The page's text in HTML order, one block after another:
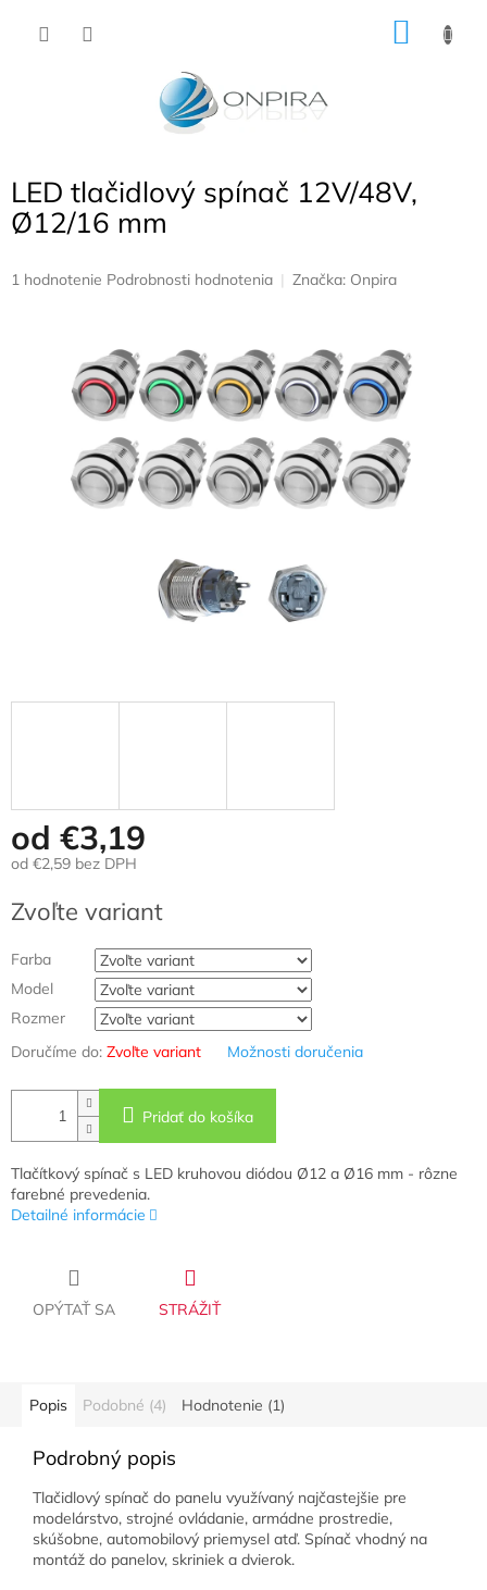
LED tlačidlový spínač 12V/48V,
Ø12/16 mm
Priemerné
1 hodnotenie Podrobnosti hodnotenia Značka: Onpira
od €3,19
od €2,59 bez DPH
cena:
Zvoľte variant
Farba
Model
Rozmer
Doručíme do: Zvoľte variant Možnosti doručenia
Pridať do košíka
Tlačítkový spínač s LED kruhovou diódou Ø12 a Ø16 mm - rôzne
farebné prevedenia.
Detailné informácie
OPÝTAŤ SA STRÁŽIŤ
Popis Podobné (4) Hodnotenie (1)
Podrobný popis
Tlačidlový spínač do panelu využívaný najčastejšie pre
modelárstvo, strojné ovládanie, armádne prostredie,
skúšobne, automobilový priemysel atď. Spínač vhodný na
montáž do panelov, skriniek a dvierok.